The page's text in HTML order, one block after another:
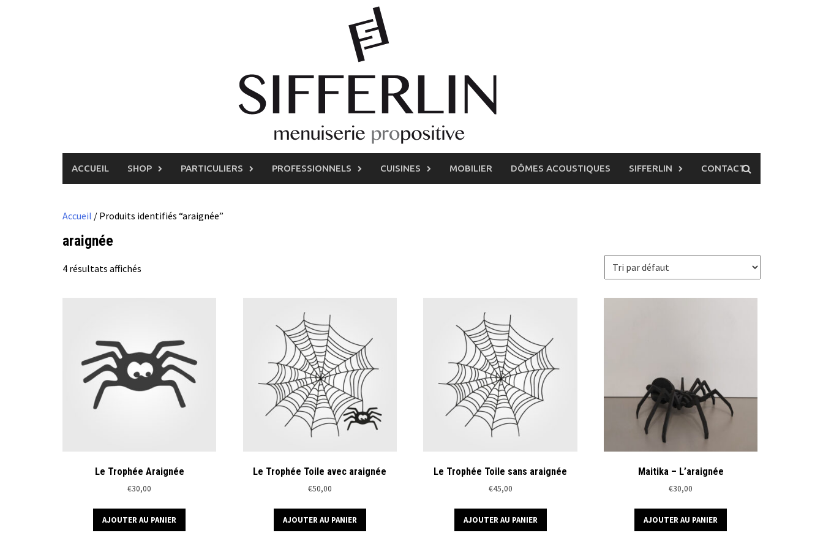
ACCUEIL SHOP PARTICULIERS PROFESSIONNELS CUISINES MOBILIER DÔMES ACOUSTIQUES SIFFERLIN CONTACT
Accueil / Produits identifiés “araignée”
araignée
4 résultats affichés
Le Trophée Araignée
€30,00
AJOUTER AU PANIER
Le Trophée Toile avec araignée
€50,00
AJOUTER AU PANIER
Le Trophée Toile sans araignée
€45,00
AJOUTER AU PANIER
Maitika – L’araignée
€30,00
AJOUTER AU PANIER